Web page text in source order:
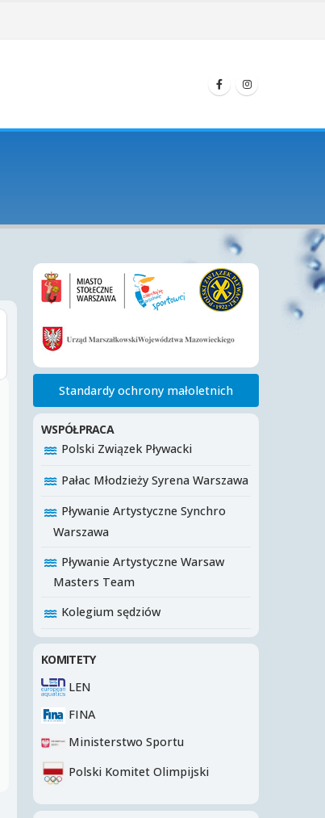
Standardy ochrony małoletnich
WSPÓŁPRACA
Polski Związek Pływacki
Pałac Młodzieży Syrena Warszawa
Pływanie Artystyczne Synchro
Warszawa
Pływanie Artystyczne Warsaw
Masters Team
Kolegium sędziów
KOMITETY
LEN
FINA
Ministerstwo Sportu
Polski Komitet Olimpijski